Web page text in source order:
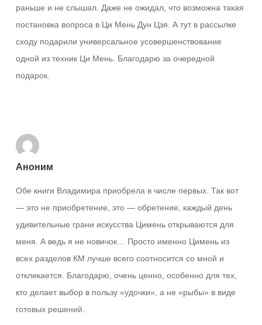
раньше и не слышал. Даже не ожидал, что возможна такая
постановка вопроса в Ци Мень Дун Цзя. А тут в рассылке
сходу подарили универсальное усовершенствование
одной из техник Ци Мень. Благодарю за очередной
подарок.
Аноним
Обе книги Владимира приобрела в числе первых. Так вот
— это не приобретение, это — обретение, каждый день
удивительные грани искусства Цимень открываются для
меня. А ведь я не новичок… Просто именно Цимень из
всех разделов КМ лучше всего соотносится со мной и
откликается. Благодарю, очень ценно, особенно для тех,
кто делает выбор в пользу «удочки», а не «рыбы» в виде
готовых решений.